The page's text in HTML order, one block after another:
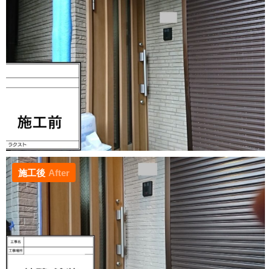
施工後 After